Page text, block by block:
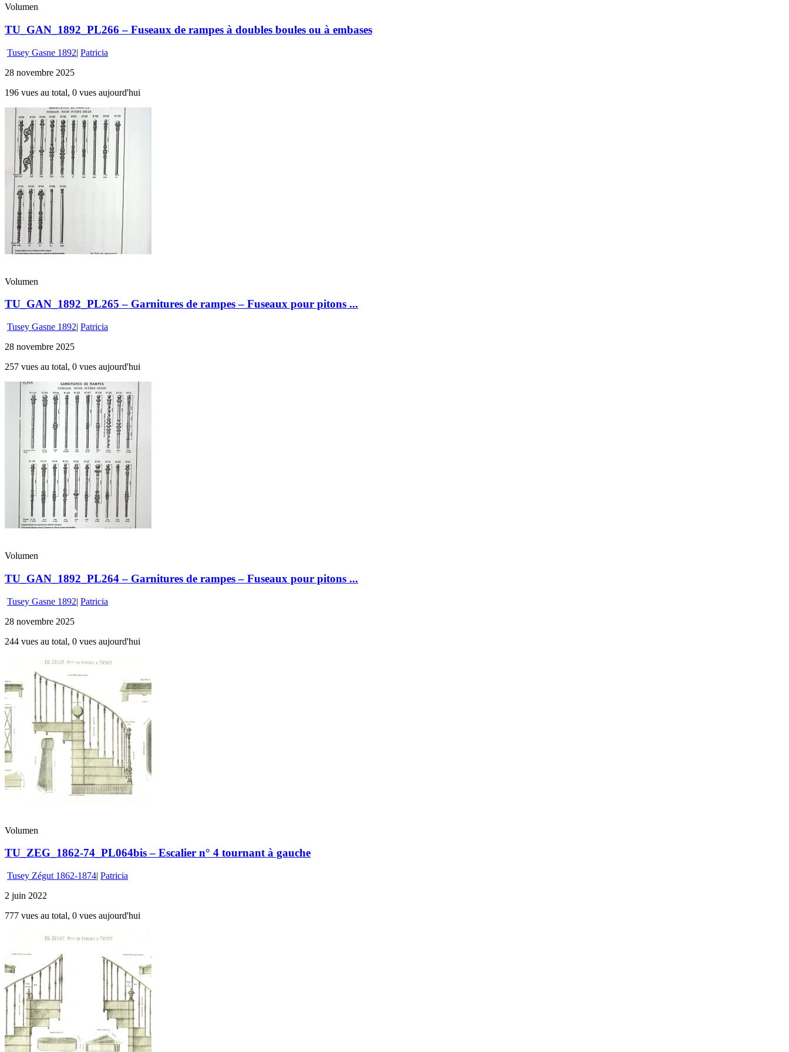
Volumen
TU_GAN_1892_PL266 – Fuseaux de rampes à doubles boules ou à embases
Tusey Gasne 1892| Patricia
28 novembre 2025
196 vues au total, 0 vues aujourd'hui
Volumen
TU_GAN_1892_PL265 – Garnitures de rampes – Fuseaux pour pitons ...
Tusey Gasne 1892| Patricia
28 novembre 2025
257 vues au total, 0 vues aujourd'hui
Volumen
TU_GAN_1892_PL264 – Garnitures de rampes – Fuseaux pour pitons ...
Tusey Gasne 1892| Patricia
28 novembre 2025
244 vues au total, 0 vues aujourd'hui
Volumen
TU_ZEG_1862-74_PL064bis – Escalier n° 4 tournant à gauche
Tusey Zégut 1862-1874| Patricia
2 juin 2022
777 vues au total, 0 vues aujourd'hui